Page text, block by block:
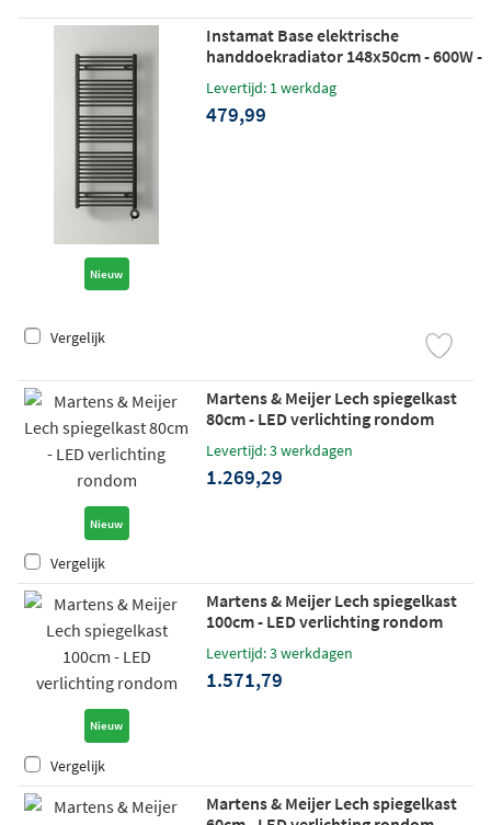
Nieuw
Instamat Base elektrische
handdoekradiator 148x50cm - 600W -
Levertijd: 1 werkdag
479,99
Vergelijk
Nieuw
Martens & Meijer Lech spiegelkast
80cm - LED verlichting rondom
Levertijd: 3 werkdagen
1.269,29
Vergelijk
Nieuw
Martens & Meijer Lech spiegelkast
100cm - LED verlichting rondom
Levertijd: 3 werkdagen
1.571,79
Vergelijk
Martens & Meijer Lech spiegelkast